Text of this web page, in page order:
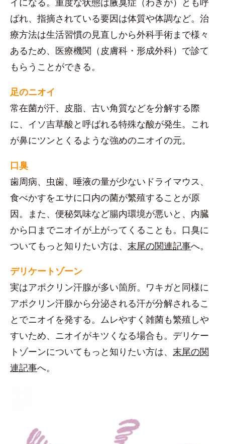
ばれ、指摘されている要因は体質や体調など。治
療方法は生活習慣の見直しから外科手術まで様々
あるため、医療機関（皮膚科・形成外科）で診て
もらうことができる。
足のニオイ
常在菌が汗、皮脂、古い角質などを分解する際
に、イソ吉草酸と呼ばれる特殊な酸が発生。これ
が鼻にツンとくるような強めのニオイの元。
口臭
歯周病、虫歯、唾液の量が少ないドライマウス、
食べかすをエサに口内の菌が繁殖することが原
因。また、便秘気味など腸内環境が悪いと、内臓
から口までニオイが上がってくることも。口臭に
ついてもっと知りたい方は、 末尾の関連記事へ。
デリケートゾーン
実はアポクリン汗腺が多い箇所。ワキガと同様に
アポクリン汗腺から分泌される汗が分解されるこ
とでニオイを発する。ムレやすく雑菌も繁殖しや
すいため、ニオイがキツくなる場合も。デリケー
トゾーンについてもっと知りたい方は、 末尾の関
連記事へ。